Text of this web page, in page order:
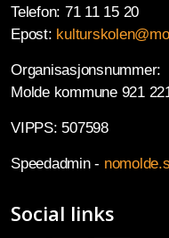
Telefon: 71 11 15 20
Epost:
Organisasjonsnummer:
Molde kommune 921
VIPPS: 507598
Speedadmin -
Social links